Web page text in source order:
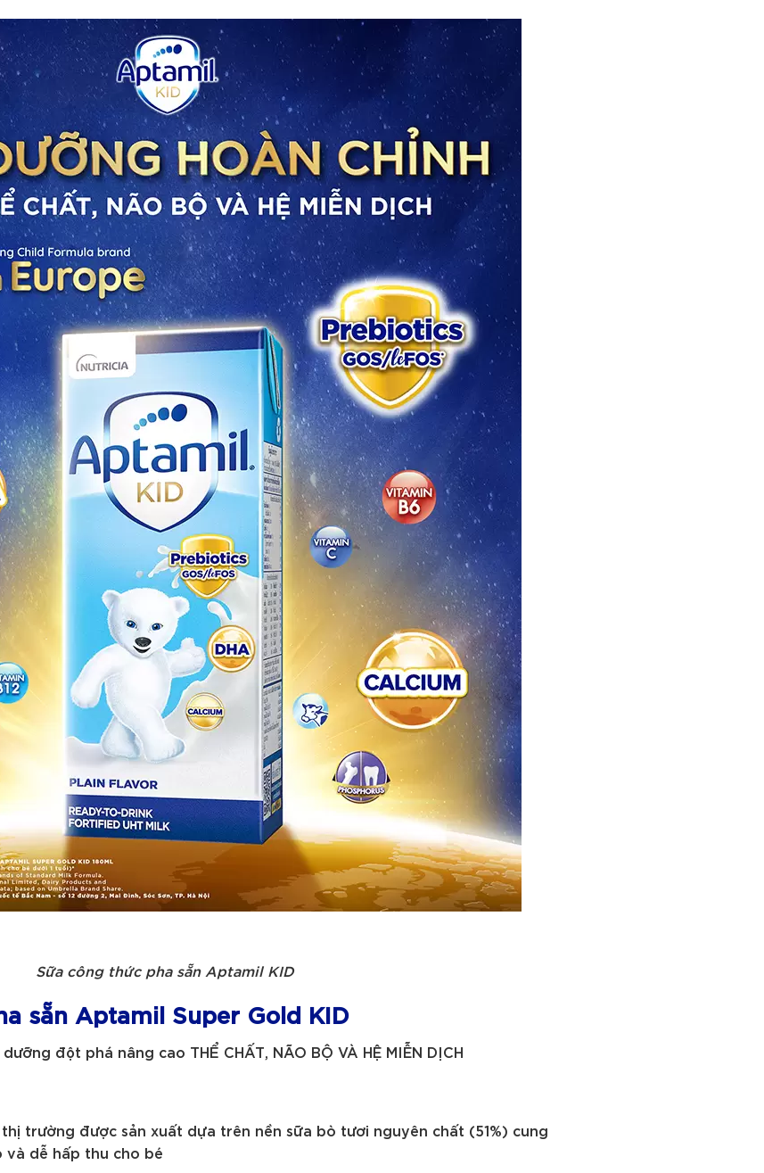
Sữa công thức pha sẵn Aptamil KID
sẵn Aptamil Super Gold KID
đột phá nâng cao THỂ CHẤT, NÃO BỘ VÀ HỆ MIỄN DỊCH
trường được sản xuất dựa trên nền sữa bò tươi nguyên chất (51%) cung
dễ hấp thu cho bé